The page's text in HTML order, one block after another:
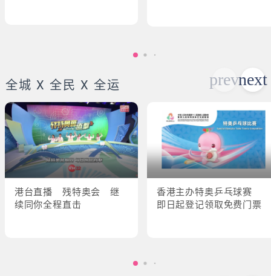
全城 X 全民 X 全运
港台直播 残特奥会 继
续同你全程直击
香港主办特奥乒乓球赛
即日起登记领取免费门票